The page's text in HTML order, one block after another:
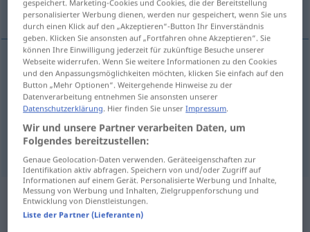
innumerable, countless, uncountable
innumerable unzählbarsehr groß
countless unzählbar sehr groß
uncountable unzählbar sehr groß
Beispielsätze aus externen Quellen
für "unzählbar"
gespeichert. Marketing-Cookies und Cookies, die der Bereitstellung
personalisierter Werbung dienen, werden nur gespeichert, wenn Sie uns
durch einen Klick auf den „Akzeptieren“-Button Ihr Einverständnis
geben. Klicken Sie ansonsten auf „Fortfahren ohne Akzeptieren“. Sie
können Ihre Einwilligung jederzeit für zukünftige Besuche unserer
Webseite widerrufen. Wenn Sie weitere Informationen zu den Cookies
und den Anpassungsmöglichkeiten möchten, klicken Sie einfach auf den
Button „Mehr Optionen“. Weitergehende Hinweise zu der
Datenverarbeitung entnehmen Sie ansonsten unserer
Datenschutzerklärung. Hier finden Sie unserImpressum.
Wir und unsere Partner verarbeiten Daten, um
Folgendes bereitzustellen:
Genaue Geolocation-Daten verwenden. Geräteeigenschaften zur
Identifikation aktiv abfragen. Speichern von und/oder Zugriff auf
Informationen auf einem Gerät. Personalisierte Werbung und Inhalte,
Messung von Werbung und Inhalten, Zielgruppenforschung und
Entwicklung von Dienstleistungen.
Liste der Partner (Lieferanten)